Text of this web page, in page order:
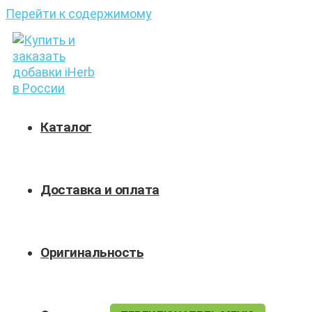
Перейти к содержимому
Каталог
Доставка и оплата
Оригинальность